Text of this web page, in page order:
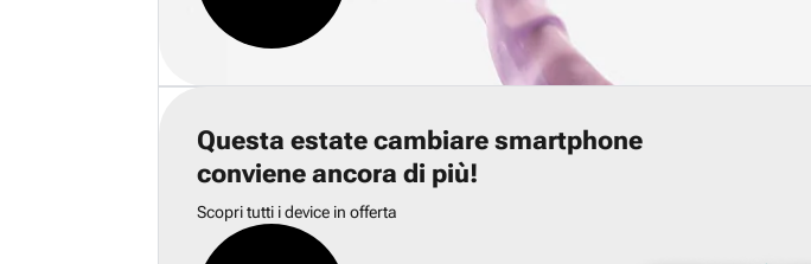
Questa estate cambiare smartphone
conviene ancora di più!
Scopri tutti i device in offerta